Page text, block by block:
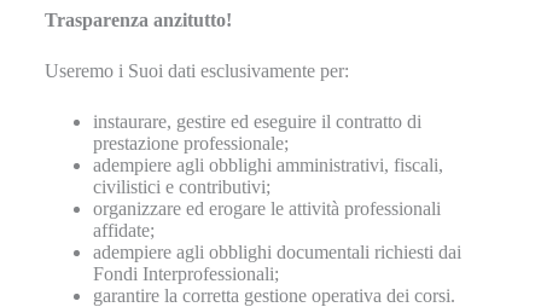
Trasparenza anzitutto!
Useremo i Suoi dati esclusivamente per:
instaurare, gestire ed eseguire il contratto di
prestazione professionale;
adempiere agli obblighi amministrativi, fiscali,
civilistici e contributivi;
organizzare ed erogare le attività professionali
affidate;
adempiere agli obblighi documentali richiesti dai
Fondi Interprofessionali;
garantire la corretta gestione operativa dei corsi.